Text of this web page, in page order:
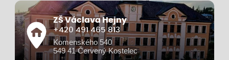
ZŠ Václava Hejny
+420 491 465 813
Komenského 540
549 41 Červený Kostelec